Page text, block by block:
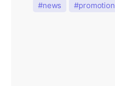
news
promotion